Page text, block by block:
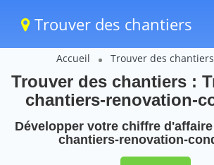
Trouver des chantiers
Accueil Trouver des
Trouver des chantiers :
chantiers-renovation-
Développer votre chiffre
chantiers-renovation-